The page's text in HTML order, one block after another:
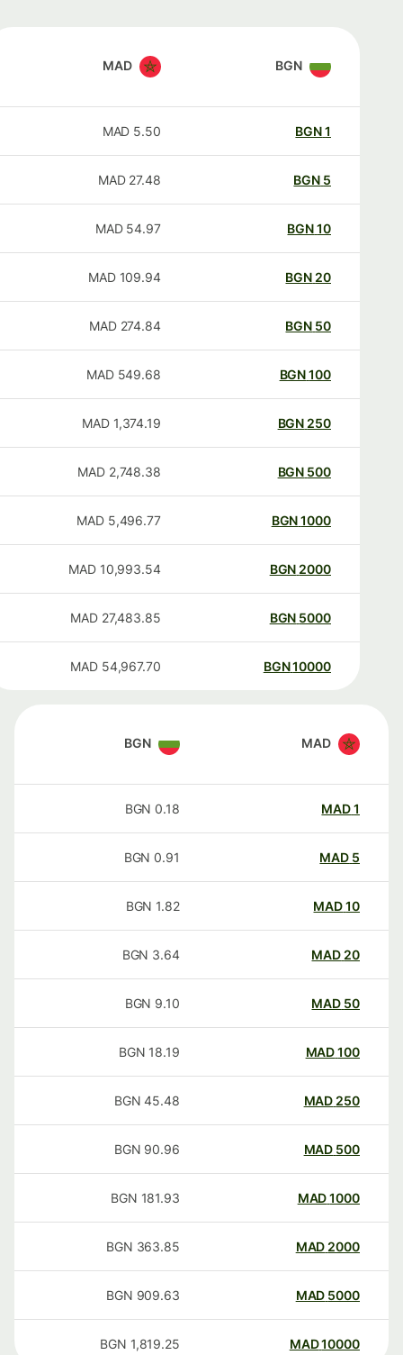
BGN
MAD
BGN
5.50
MAD
BGN
27.48
MAD
BGN
54.97
MAD
20
BGN
109.94
MAD
50
BGN
274.84
MAD
100
BGN
549.68
MAD
250
BGN
1,374.19
MAD
500
BGN
2,748.38
MAD
1000
BGN
5,496.77
MAD
2000
BGN
10,993.54
MAD
5000
BGN
27,483.85
MAD
10000
BGN
54,967.70
MAD
MAD
BGN
MAD
0.18
BGN
MAD
0.91
BGN
MAD
1.82
BGN
20
MAD
3.64
BGN
50
MAD
9.10
BGN
100
MAD
18.19
BGN
250
MAD
45.48
BGN
500
MAD
90.96
BGN
1000
MAD
181.93
BGN
2000
MAD
363.85
BGN
5000
MAD
909.63
BGN
10000
MAD
1,819.25
BGN